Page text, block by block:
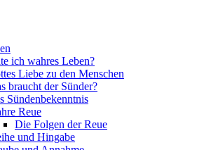
ich wahres Leben?
Liebe zu den Menschen
braucht der Sünder?
Sündenbekenntnis
Reue
Die Folgen der Reue
und Hingabe